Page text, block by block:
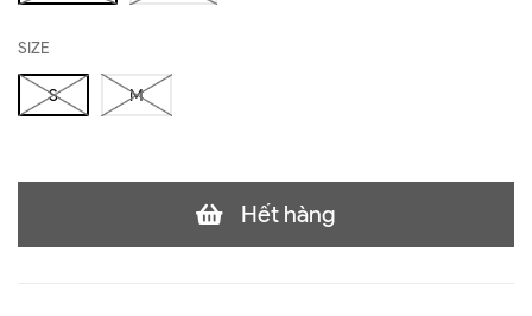
SIZE
S M
Hết hàng